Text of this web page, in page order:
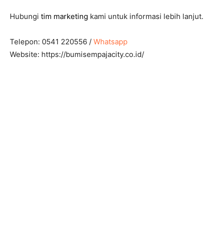
Hubungi tim marketing kami untuk informasi lebih lanjut.
Telepon: 0541 220556 / Whatsapp
Website: https://bumisempajacity.co.id/